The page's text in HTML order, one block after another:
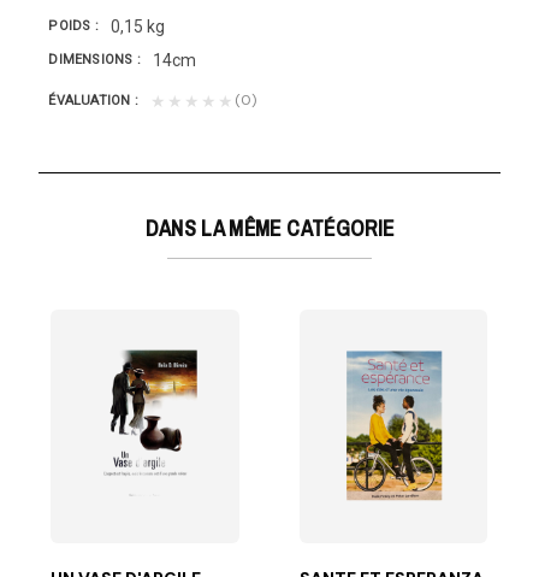
POIDS 0,15 kg
DIMENSIONS 14cm
ÉVALUATION ★★★★★ (0)
DANS LA MÊME CATÉGORIE
musique dans le culte. Comment honorer Dieu à...